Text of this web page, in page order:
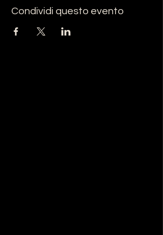
Condividi questo evento